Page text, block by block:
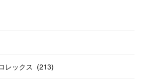
レックス (213)